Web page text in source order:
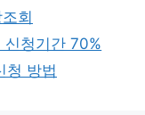
회
신청기간 70%
청 방법